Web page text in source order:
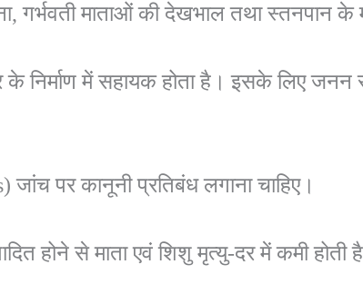
गर्भवती माताओं की देखभाल तथा स्तनपान
के निर्माण में सहायक होता है। इसके लिए
पर कानूनी प्रतिबंध लगाना चाहिए।
होने से माता एवं शिशु मृत्यु-दर में कमी होती है